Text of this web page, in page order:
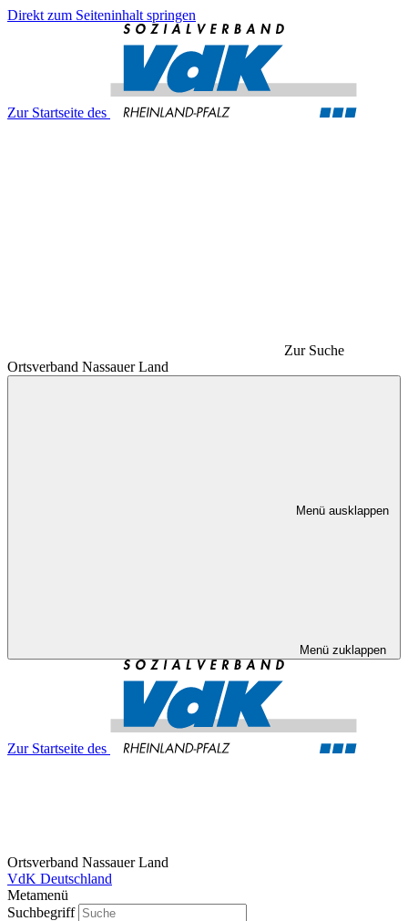
Direkt zum Seiteninhalt springen
Zur Startseite des
Zur Suche
Ortsverband Nassauer Land
Menü ausklappen
Menü zuklappen
Zur Startseite des
Ortsverband Nassauer Land
VdK Deutschland
Metamenü
Suchbegriff